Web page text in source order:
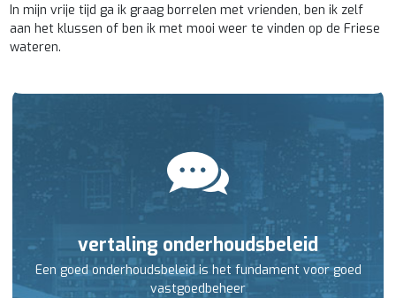
In mijn vrije tijd ga ik graag borrelen met vrienden, ben ik zelf
aan het klussen of ben ik met mooi weer te vinden op de Friese
wateren.
vertaling onderhoudsbeleid
Een goed onderhoudsbeleid is het fundament voor goed
vastgoedbeheer